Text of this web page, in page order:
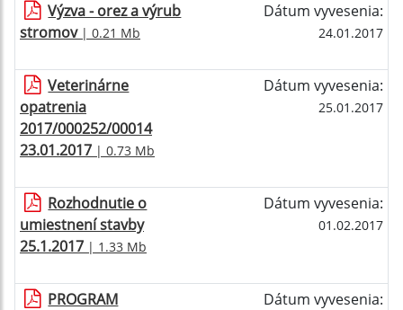
Výzva - orez a výrub
stromov| 0.21 Mb
Dátum vyvesenia:
24.01.2017
Veterinárne
opatrenia
2017/000252/00014
23.01.2017 | 0.73 Mb
Dátum vyvesenia:
25.01.2017
Rozhodnutie o
umiestnení stavby
25.1.2017 | 1.33 Mb
Dátum vyvesenia:
01.02.2017
PROGRAM
Dátum vyvesenia: